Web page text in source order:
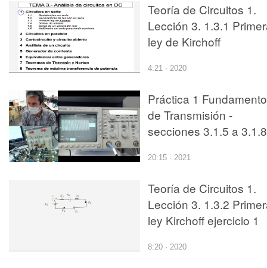
Teoría de Circuitos 1.
Lección 3. 1.3.1
ley de Kirchoff
4:21 · 2020
Práctica 1
de Transmisión -
secciones 3.1.5 a 3.1.8
20:15 · 2021
Teoría de Circuitos 1.
Lección 3. 1.3.2
ley Kirchoff ejercicio 1
8:20 · 2020